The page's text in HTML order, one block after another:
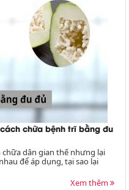
chữa bệnh trĩ bằng đu
chữa dân gian thế nhưng lại
để áp dụng, tại sao lại
Xem thêm